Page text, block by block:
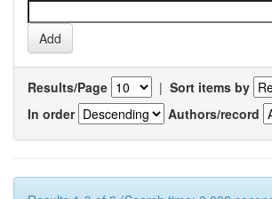
Results/Page | Sort items by
In order
Authors/record